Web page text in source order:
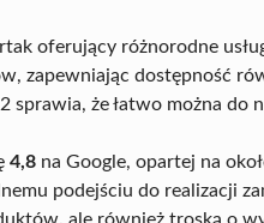
oferujący różnorodne
zapewniając dostępność
sprawia, że łatwo można do
4,8 na Google, opartej na
podejściu do realizacji
ale również troską o